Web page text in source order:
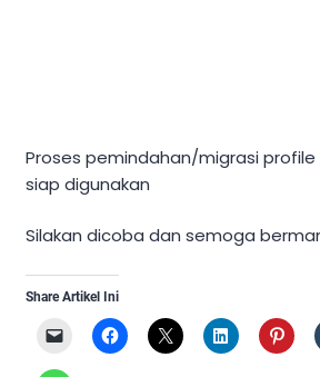
Proses pemindahan/migrasi
siap digunakan
Silakan dicoba dan semoga
Share Artikel Ini